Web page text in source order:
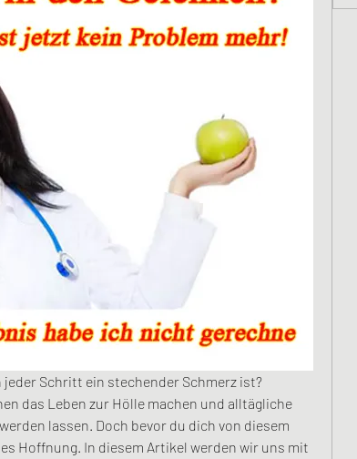
Schritt ein stechender Schmerz ist?
das Leben zur Hölle machen und alltägliche
lassen. Doch bevor du dich von diesem
Hoffnung. In diesem Artikel werden wir uns mit